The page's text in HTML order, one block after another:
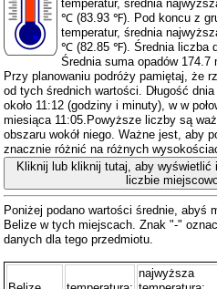
temperatur, średnia
℃ (83.93 ℉). Pod koncu z
temperatur, średnia
℃ (82.85 ℉). Średnia liczba
Średnia suma opadów 174.7
Przy planowaniu podróży pamiętaj, że
od tych średnich wartości. Długość
około 11:12 (godziny i minuty), w w
miesiąca 11:05.Powyższe liczby są
obszaru wokół niego. Ważne jest, aby
znacznie różnić na różnych
Kliknij lub kliknij tutaj, aby wyświetlić
liczbie
Poniżej podano wartości średnie, abyś
Belize w tych miejscach. Znak "-"
danych dla tego przedmiotu.
najwyższa